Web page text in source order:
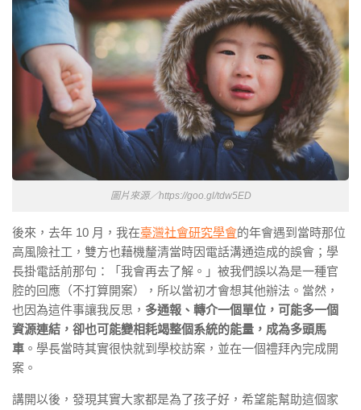
圖片來源／https://goo.gl/tdw5ED
後來，去年 10 月，我在臺灣社會研究學會的年會遇到當時那位
高風險社工，雙方也藉機釐清當時因電話溝通造成的誤會；學
長掛電話前那句：「我會再去了解。」被我們誤以為是一種官
腔的回應（不打算開案），所以當初才會想其他辦法。當然，
也因為這件事讓我反思， 多通報、轉介一個單位，可能多一個
資源連結，卻也可能變相耗竭整個系統的能量，成為多頭馬
車 。學長當時其實很快就到學校訪案，並在一個禮拜內完成開
案。
講開以後，發現其實大家都是為了孩子好，希望能幫助這個家